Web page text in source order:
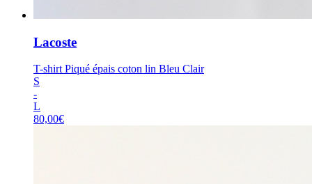
Lacoste
T-shirt Piqué épais coton lin Bleu Clair
S
-
L
80,00€